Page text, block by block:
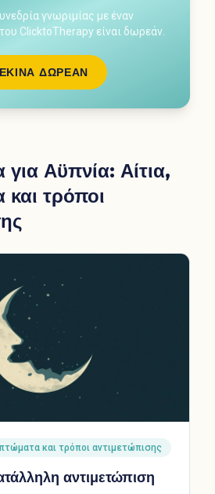
γνωριμίας με έναν
ClicktoTherapy είναι δωρεάν.
ΔΩΡΕΆΝ
για Αϋπνία: Αίτια,
τρόποι
και τρόποι αντιμετώπισης
αντιμετώπιση